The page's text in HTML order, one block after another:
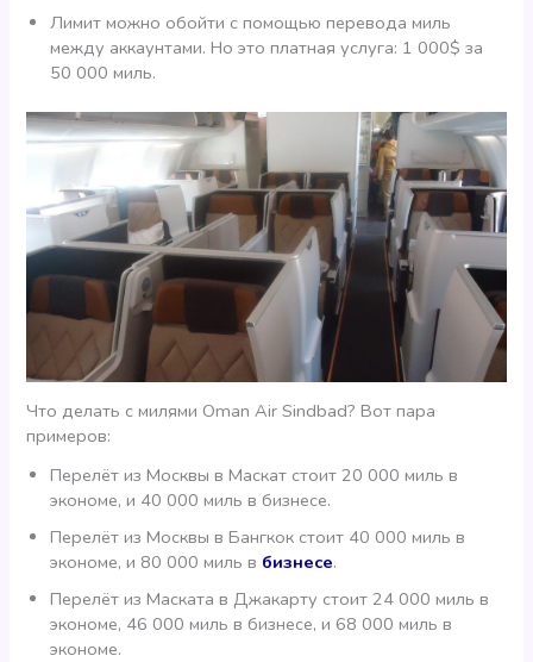
Лимит можно обойти с помощью перевода миль
между аккаунтами. Но это платная услуга: 1 000$ за
50 000 миль.
Что делать с милями Oman Air Sindbad? Вот пара
примеров:
Перелёт из Москвы в Маскат стоит 20 000 миль в
экономе, и 40 000 миль в бизнесе.
Перелёт из Москвы в Бангкок стоит 40 000 миль в
экономе, и 80 000 миль в бизнесе.
Перелёт из Маската в Джакарту стоит 24 000 миль в
экономе, 46 000 миль в бизнесе, и 68 000 миль в
экономе.